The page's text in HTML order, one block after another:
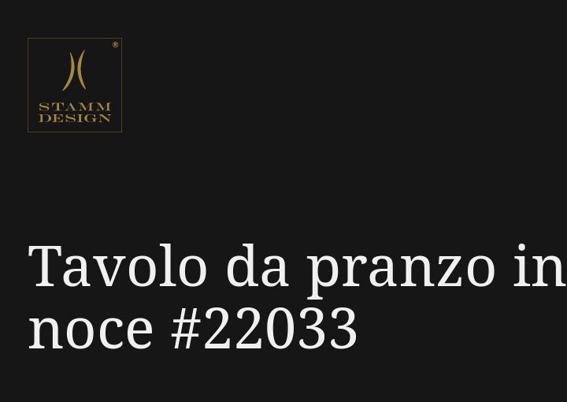
Tavolo da pranzo in
noce #22033